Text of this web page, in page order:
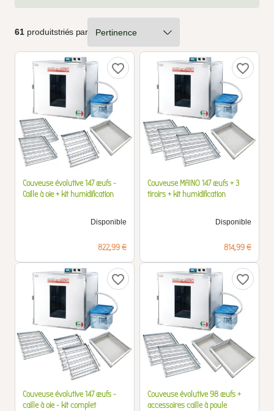
61 produitstriés par
favorite_border
Couveuse évolutive 147 œufs -
Caille à oie + kit humidification
Disponible
Prix
822,99 €
favorite_border
Couveuse MAINO 147 œufs + 3
tiroirs + kit humidification
Disponible
Prix
814,99 €
favorite_border
Couveuse évolutive 147 œufs -
caille à oie - kit complet
favorite_border
Couveuse évolutive 98 œufs +
accessoires caille à poule